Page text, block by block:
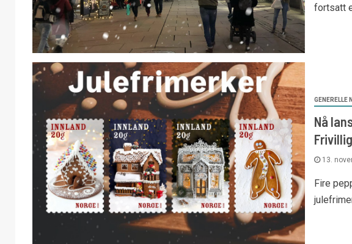
fortsatt
GENERELLE
Nå
13.
Fire